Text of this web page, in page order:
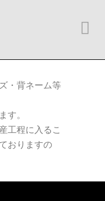
・背ネーム等
す。
工程に入るこ
おりますの